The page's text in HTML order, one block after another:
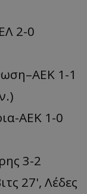
2-0
1-1
ΑΕΚ 1-0
3-2
27', Λέδες